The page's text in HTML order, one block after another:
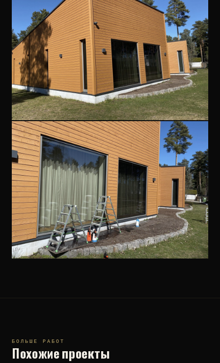
БОЛЬШЕ РАБОТ
Похожие проекты